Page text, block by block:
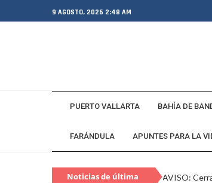
9 AGOSTO, 2026 2:48 AM
PUERTO VALLARTA BAHÍA DE
FARÁNDULA APUNTES PARA LA
Noticias de última
AVISO: